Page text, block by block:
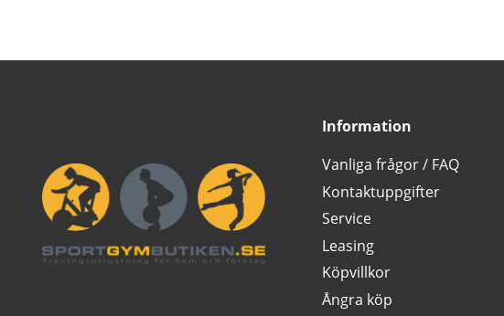
Information
Vanliga frågor / FAQ
Kontaktuppgifter
Service
Leasing
Köpvillkor
Ångra köp